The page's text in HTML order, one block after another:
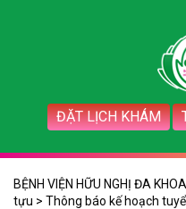
ĐẶT LỊCH KHÁM
BỆNH VIỆN HỮU NGHỊ ĐA
tựu > Thông báo kế hoạch